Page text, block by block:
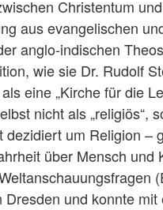
Christentum
aus evangelischen
anglo-indischen
wie sie Dr. Rudolf
eine „Kirche für die
nicht als „religiös“,
um Religion –
über Mensch
und konnte